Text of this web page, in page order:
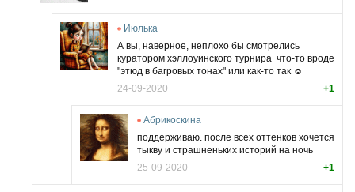
Июлька
А вы, наверное, неплохо бы смотрелись
куратором хэллоуинского турнира что-то вроде
"этюд в багровых тонах" или как-то так ☺️
+1
24-09-2020
Абрикоскина
поддерживаю. после всех оттенков хочется
тыкву и страшненьких историй на ночь
+1
25-09-2020